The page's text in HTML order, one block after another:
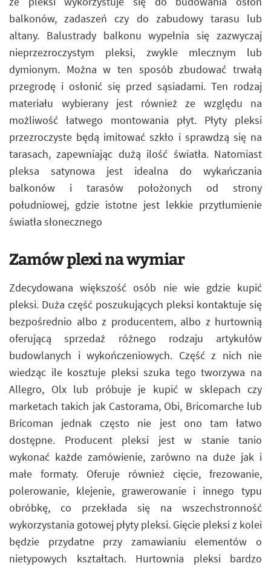
balkonów, zadaszeń czy do zabudowy tarasu lub
altany. Balustrady balkonu wypełnia się zazwyczaj
nieprzezroczystym pleksi, zwykle mlecznym lub
dymionym. Można w ten sposób zbudować trwałą
przegrodę i osłonić się przed sąsiadami. Ten rodzaj
materiału wybierany jest również ze względu na
możliwość łatwego montowania płyt. Płyty pleksi
przezroczyste będą imitować szkło i sprawdzą się na
tarasach, zapewniając dużą ilość światła. Natomiast
pleksa satynowa jest idealna do wykańczania
balkonów i tarasów położonych od strony
południowej, gdzie istotne jest lekkie przytłumienie
światła słonecznego
Zamów plexi na wymiar
Zdecydowana większość osób nie wie gdzie kupić
pleksi. Duża część poszukujących pleksi kontaktuje się
bezpośrednio albo z producentem, albo z hurtownią
oferującą sprzedaż różnego rodzaju artykułów
budowlanych i wykończeniowych. Część z nich nie
wiedząc ile kosztuje pleksi szuka tego tworzywa na
Allegro, Olx lub próbuje je kupić w sklepach czy
marketach takich jak Castorama, Obi, Bricomarche lub
Bricoman jednak często nie jest ono tam łatwo
dostępne. Producent pleksi jest w stanie tanio
wykonać każde zamówienie, zarówno na duże jak i
małe formaty. Oferuje również cięcie, frezowanie,
polerowanie, klejenie, grawerowanie i innego typu
obróbkę, co przekłada się na wszechstronność
wykorzystania gotowej płyty pleksi. Gięcie pleksi z kolei
będzie przydatne przy zamawianiu elementów o
nietypowych kształtach. Hurtownia pleksi bardzo